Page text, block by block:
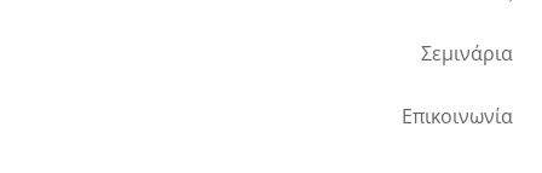
Σεμινάρια
Επικοινωνία